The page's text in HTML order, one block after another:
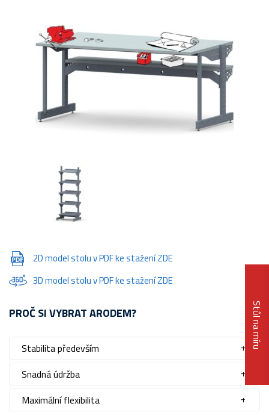
Stůl na míru
2D model stolu v PDF ke stažení ZDE
3D model stolu v PDF ke stažení ZDE
PROČ SI VYBRAT ARODEM?
Stabilita především
Snadná údržba
Maximální flexibilita